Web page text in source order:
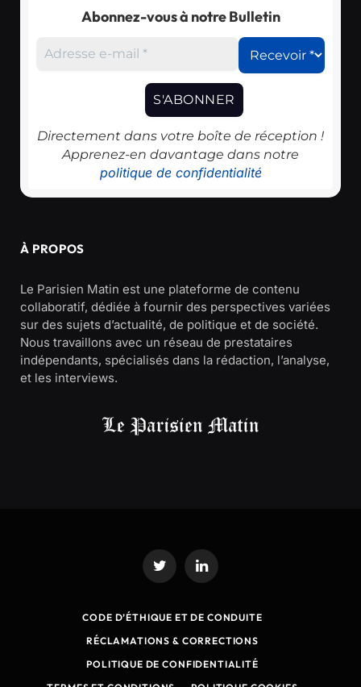
Abonnez-vous à notre Bulletin
Directement dans votre boîte de réception !
Apprenez-en davantage dans notre
politique de confidentialité
À PROPOS
Le Parisien Matin est une plateforme de contenu
collaboratif, dédiée à fournir des perspectives variées
sur des sujets d’actualité, de politique et de société.
Nous travaillons avec un réseau de prestataires
indépendants, spécialisés dans la rédaction, l’analyse,
et les interviews.
Twitter LinkedIn
CODE D’ÉTHIQUE ET DE CONDUITE
RÉCLAMATIONS & CORRECTIONS
POLITIQUE DE CONFIDENTIALITÉ